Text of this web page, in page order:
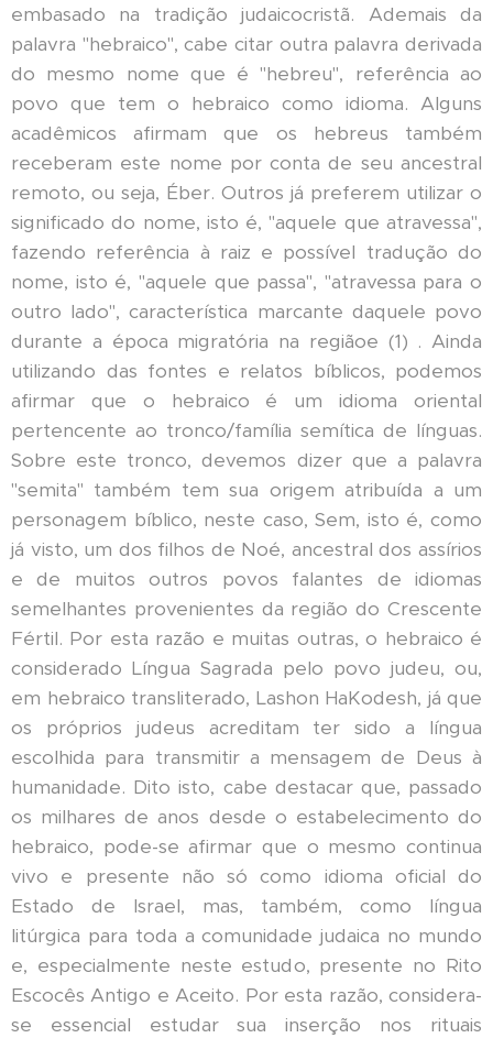
embasado na tradição judaicocristã. Ademais da
palavra "hebraico", cabe citar outra palavra derivada
do mesmo nome que é "hebreu", referência ao
povo que tem o hebraico como idioma. Alguns
acadêmicos afirmam que os hebreus também
receberam este nome por conta de seu ancestral
remoto, ou seja, Éber. Outros já preferem utilizar o
significado do nome, isto é, "aquele que atravessa",
fazendo referência à raiz e possível tradução do
nome, isto é, "aquele que passa", "atravessa para o
outro lado", característica marcante daquele povo
durante a época migratória na regiãoe (1) . Ainda
utilizando das fontes e relatos bíblicos, podemos
afirmar que o hebraico é um idioma oriental
pertencente ao tronco/família semítica de línguas.
Sobre este tronco, devemos dizer que a palavra
"semita" também tem sua origem atribuída a um
personagem bíblico, neste caso, Sem, isto é, como
já visto, um dos filhos de Noé, ancestral dos assírios
e de muitos outros povos falantes de idiomas
semelhantes provenientes da região do Crescente
Fértil. Por esta razão e muitas outras, o hebraico é
considerado Língua Sagrada pelo povo judeu, ou,
em hebraico transliterado, Lashon HaKodesh, já que
os próprios judeus acreditam ter sido a língua
escolhida para transmitir a mensagem de Deus à
humanidade. Dito isto, cabe destacar que, passado
os milhares de anos desde o estabelecimento do
hebraico, pode-se afirmar que o mesmo continua
vivo e presente não só como idioma oficial do
Estado de Israel, mas, também, como língua
litúrgica para toda a comunidade judaica no mundo
e, especialmente neste estudo, presente no Rito
Escocês Antigo e Aceito. Por esta razão, considera-
se essencial estudar sua inserção nos rituais